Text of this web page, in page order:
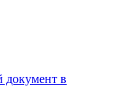
документ в